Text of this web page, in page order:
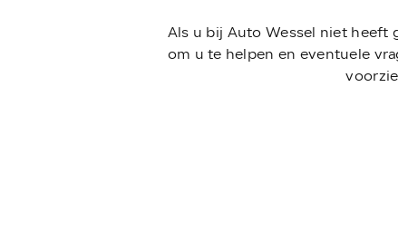
Als u bij Auto Wessel niet heeft
om u te helpen en eventuele